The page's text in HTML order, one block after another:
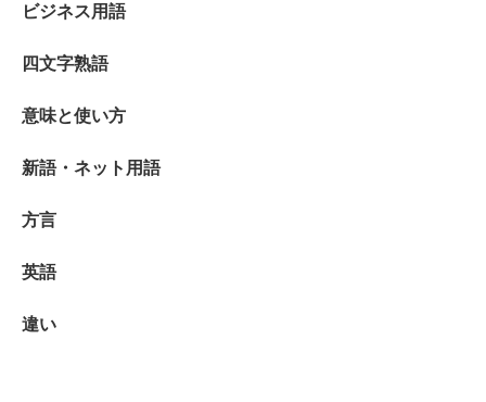
ビジネス用語
四文字熟語
意味と使い方
新語・ネット用語
方言
英語
違い